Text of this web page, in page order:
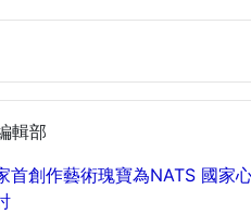
輯部
首創作藝術瑰寶為NATS 國家